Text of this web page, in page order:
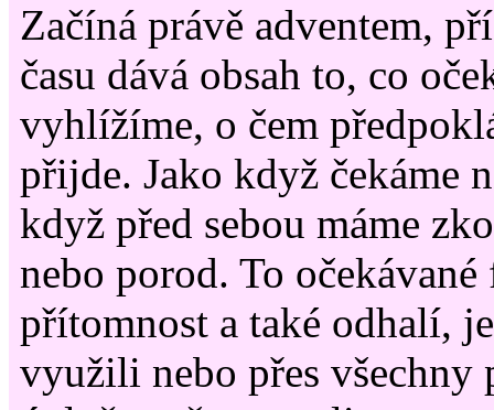
Začíná právě adventem,
času dává obsah to, co
vyhlížíme, o čem
přijde. Jako když čekáme
když před sebou máme
nebo porod. To
přítomnost a také odhalí,
využili nebo přes všechny